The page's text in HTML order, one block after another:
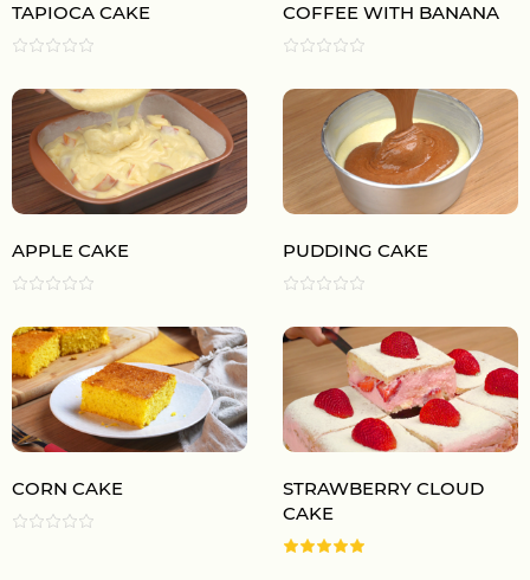
TAPIOCA CAKE COFFEE WITH BANANA
APPLE CAKE PUDDING CAKE
CORN CAKE
STRAWBERRY CLOUD
CAKE